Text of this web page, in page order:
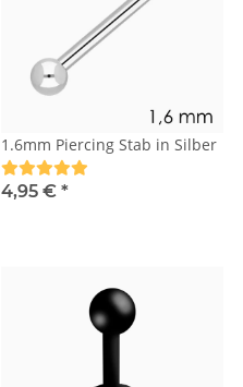
1.6mm Piercing Stab in Silber
4,95 € *